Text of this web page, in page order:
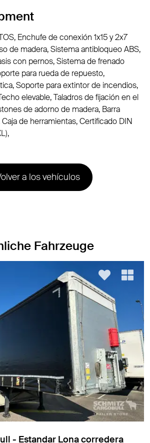
Enchufe de conexión 1x15 y 2x7
de madera, Sistema antibloqueo ABS,
con pernos, Sistema de frenado
para rueda de repuesto,
Soporte para extintor de incendios,
elevable, Taladros de fijación en el
de adorno de madera, Barra
de herramientas, Certificado DIN
a los vehículos
Fahrzeuge
- Estandar Lona corredera